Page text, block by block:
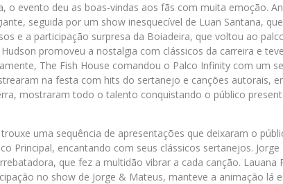
o evento deu as boas-vindas aos fãs com muita emoção.
seguida por um show inesquecível de Luan Santana,
e a participação surpresa da Boiadeira, que voltou ao
promoveu a nostalgia com clássicos da carreira e
The Fish House comandou o Palco Infinity com um
na festa com hits do sertanejo e canções autorais,
mostraram todo o talento conquistando o público
uma sequência de apresentações que deixaram o
Principal, encantando com seus clássicos sertanejos.
que fez a multidão vibrar a cada canção. Lauana
no show de Jorge & Mateus, manteve a animação lá